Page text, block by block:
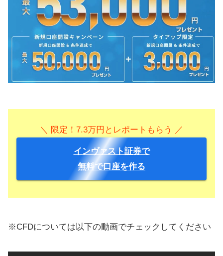
＼ 限定！7.3万円とレポートもらう ／
インヴァスト証券で
無料で口座を作る
※CFDについては以下の動画でチェックしてください